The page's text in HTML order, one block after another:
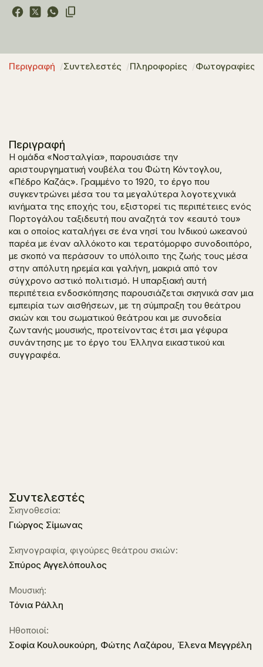
Περιγραφή Συντελεστές Πληροφορίες Φωτογραφίες
Περιγραφή
Η ομάδα «Νοσταλγία», παρουσιάσε την
αριστουργηματική νουβέλα του Φώτη Κόντογλου,
«Πέδρο Καζάς». Γραμμένο το 1920, το έργο που
συγκεντρώνει μέσα του τα μεγαλύτερα λογοτεχνικά
κινήματα της εποχής του, εξιστορεί τις περιπέτειες ενός
Πορτογάλου ταξιδευτή που αναζητά τον «εαυτό του»
και ο οποίος καταλήγει σε ένα νησί του Ινδικού ωκεανού
παρέα με έναν αλλόκοτο και τερατόμορφο συνοδοιπόρο,
με σκοπό να περάσουν το υπόλοιπο της ζωής τους μέσα
στην απόλυτη ηρεμία και γαλήνη, μακριά από τον
σύγχρονο αστικό πολιτισμό. Η υπαρξιακή αυτή
περιπέτεια ενδοσκόπησης παρουσιάζεται σκηνικά σαν μια
εμπειρία των αισθήσεων, με τη σύμπραξη του θεάτρου
σκιών και του σωματικού θεάτρου και με συνοδεία
ζωντανής μουσικής, προτείνοντας έτσι μια γέφυρα
συνάντησης με το έργο του Έλληνα εικαστικού και
συγγραφέα.
Συντελεστές
Σκηνοθεσία:
Γιώργος Σίμωνας
Σκηνογραφία, φιγούρες θεάτρου σκιών:
Σπύρος Αγγελόπουλος
Μουσική:
Τόνια Ράλλη
Ηθοποιοί:
Σοφία Κουλουκούρη, Φώτης Λαζάρου, Έλενα Μεγγρέλη